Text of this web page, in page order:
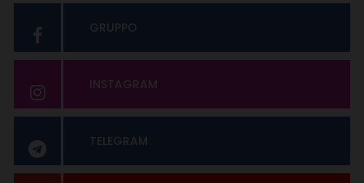
GRUPPO
INSTAGRAM
TELEGRAM